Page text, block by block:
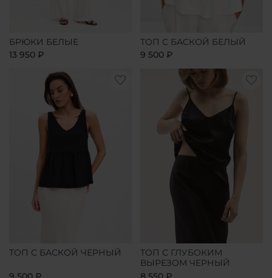
БРЮКИ БЕЛЫЕ
13 950 ₽
ТОП С БАСКОЙ БЕЛЫЙ
9 500 ₽
ТОП С БАСКОЙ ЧЕРНЫЙ
ТОП С ГЛУБОКИМ
ВЫРЕЗОМ ЧЕРНЫЙ